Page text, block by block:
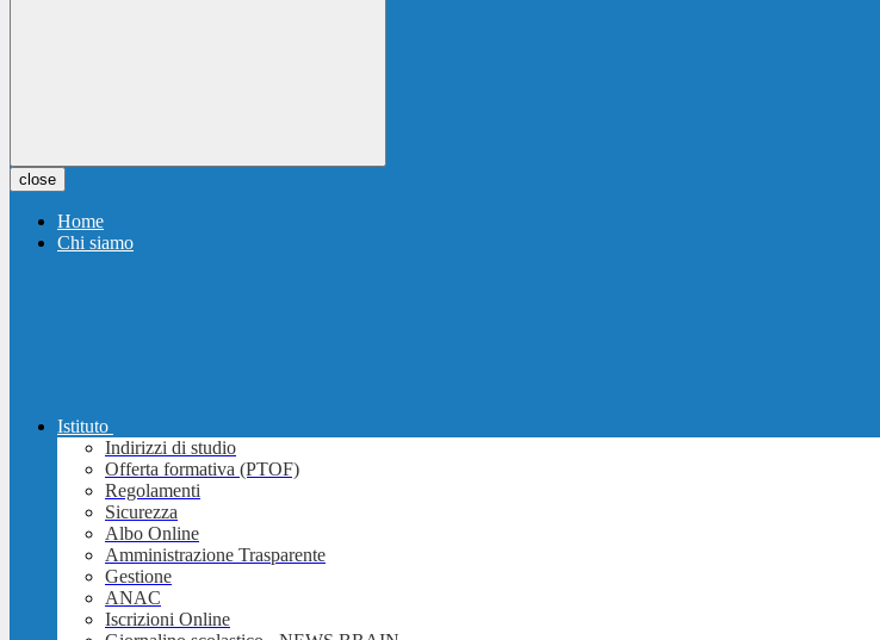
close
Home
Chi siamo
Istituto
Indirizzi di studio
Offerta formativa (PTOF)
Regolamenti
Sicurezza
Albo Online
Amministrazione Trasparente
Gestione
ANAC
Iscrizioni Online